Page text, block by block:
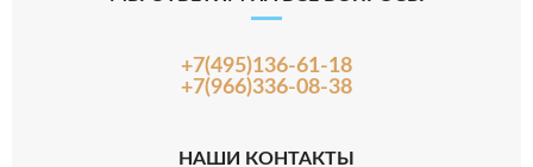
+7(495)136-61-18
+7(966)336-08-38
НАШИ КОНТАКТЫ